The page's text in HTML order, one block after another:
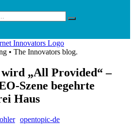
• The Innovators blog.
„All Provided“ –
Szene begehrte
Haus
opentopic-de